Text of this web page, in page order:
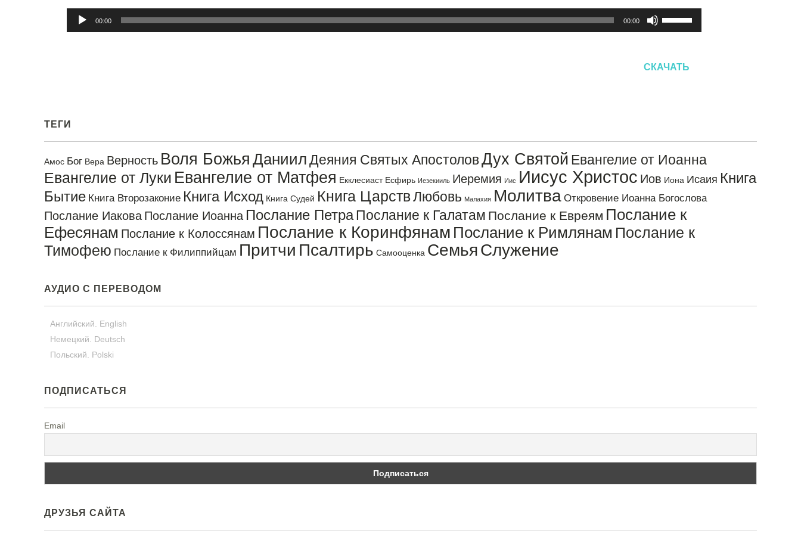
Аудиоплеер
00:00 00:00
клавиши
вниз,
громкость.
СКАЧАТЬ
ТЕГИ
Амос Бог Вера Верность Воля Божья ДаниилДеяния Святых АпостоловДух Святой Евангелие от Иоанна
Евангелие от Луки Евангелие от Матфея Екклесиаст Есфирь Иезекииль Иеремия Иис Иисус Христос Иов Иона Исаия Книга
Бытие Книга Второзаконие Книга Исход Книга Судей Книга ЦарствЛюбовь Малахия Молитва Откровение Иоанна Богослова
Послание Иакова Послание Иоанна Послание ПетраПослание к Галатам Послание к Евреям Послание к
Ефесянам Послание к Колоссянам Послание к Коринфянам Послание к Римлянам Послание к
Тимофею Послание к Филиппийцам Притчи Псалтирь Самооценка СемьяСлужение
АУДИО С ПЕРЕВОДОМ
Английский. English
Немецкий. Deutsch
Польский. Polski
ПОДПИСАТЬСЯ
Email
ДРУЗЬЯ САЙТА